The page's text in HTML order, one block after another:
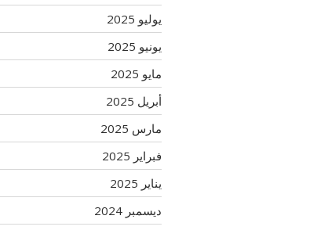
يوليو 2025
يونيو 2025
مايو 2025
أبريل 2025
مارس 2025
فبراير 2025
يناير 2025
ديسمبر 2024